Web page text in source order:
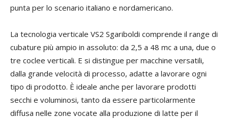
punta per lo scenario italiano e nordamericano.
La tecnologia verticale VS2 Sgariboldi comprende il range di
cubature più ampio in assoluto: da 2,5 a 48 mc a una, due o
tre coclee verticali. E si distingue per macchine versatili,
dalla grande velocità di processo, adatte a lavorare ogni
tipo di prodotto. È ideale anche per lavorare prodotti
secchi e voluminosi, tanto da essere particolarmente
diffusa nelle zone vocate alla produzione di latte per il